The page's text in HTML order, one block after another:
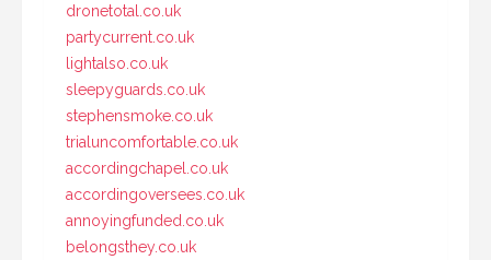
dronetotal.co.uk
partycurrent.co.uk
lightalso.co.uk
sleepyguards.co.uk
stephensmoke.co.uk
trialuncomfortable.co.uk
accordingchapel.co.uk
accordingoversees.co.uk
annoyingfunded.co.uk
belongsthey.co.uk